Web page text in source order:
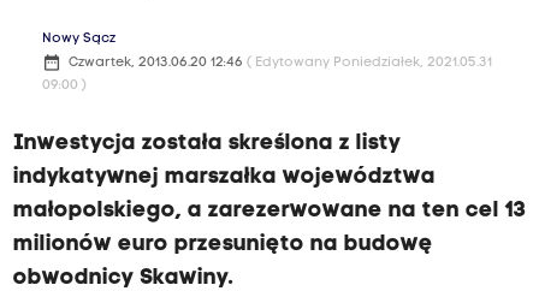
Nowy Sącz
date_range Czwartek, 2013.06.20 12:46 ( Edytowany Poniedziałek, 2021.05.31
09:00 )
Inwestycja została skreślona z listy
indykatywnej marszałka województwa
małopolskiego, a zarezerwowane na ten cel 13
milionów euro przesunięto na budowę
obwodnicy Skawiny.